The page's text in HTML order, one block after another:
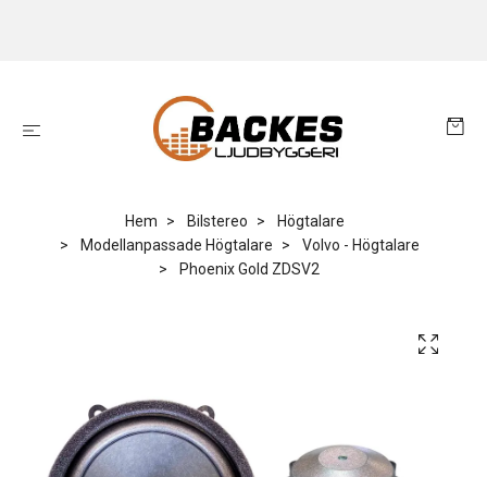
Hem Bilstereo
Högtalare
Modellanpassade Högtalare
Volvo - Högtalare
Phoenix Gold ZDSV2